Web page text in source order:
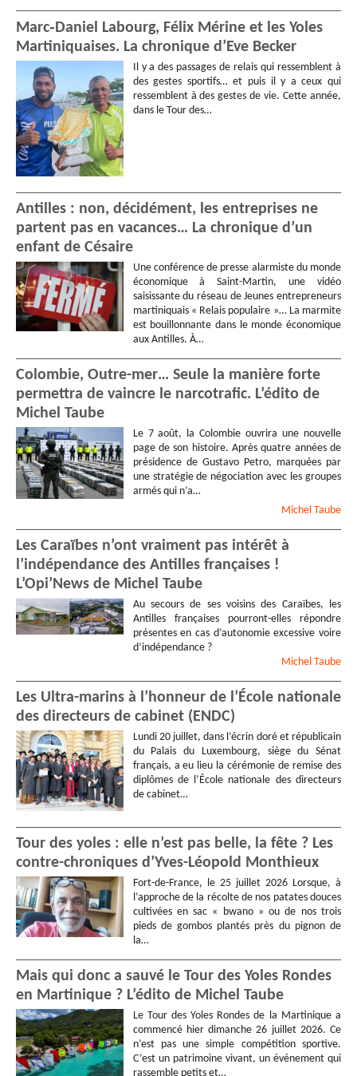
Marc‑Daniel Labourg, Félix Mérine et les Yoles
Martiniquaises. La chronique d’Eve Becker
Il y a des passages de relais qui ressemblent à
des gestes sportifs… et puis il y a ceux qui
ressemblent à des gestes de vie. Cette année,
dans le Tour des…
Antilles : non, décidément, les entreprises ne
partent pas en vacances… La chronique d’un
enfant de Césaire
Une conférence de presse alarmiste du monde
économique à Saint-Martin, une vidéo
saisissante du réseau de Jeunes entrepreneurs
martiniquais « Relais populaire »… La marmite
est bouillonnante dans le monde économique
aux Antilles. À…
Colombie, Outre-mer… Seule la manière forte
permettra de vaincre le narcotrafic. L’édito de
Michel Taube
Le 7 août, la Colombie ouvrira une nouvelle
page de son histoire. Après quatre années de
présidence de Gustavo Petro, marquées par
une stratégie de négociation avec les groupes
armés qui n’a…
Michel Taube
Les Caraïbes n’ont vraiment pas intérêt à
l’indépendance des Antilles françaises !
L’Opi’News de Michel Taube
Au secours de ses voisins des Caraïbes, les
Antilles françaises pourront-elles répondre
présentes en cas d’autonomie excessive voire
d’indépendance ?
Michel Taube
Les Ultra-marins à l’honneur de l’École nationale
des directeurs de cabinet (ENDC)
Lundi 20 juillet, dans l’écrin doré et républicain
du Palais du Luxembourg, siège du Sénat
français, a eu lieu la cérémonie de remise des
diplômes de l’École nationale des directeurs
de cabinet…
Tour des yoles : elle n’est pas belle, la fête ? Les
contre-chroniques d’Yves-Léopold Monthieux
Fort-de-France, le 25 juillet 2026 Lorsque, à
l’approche de la récolte de nos patates douces
cultivées en sac « bwano » ou de nos trois
pieds de gombos plantés près du pignon de
la…
Mais qui donc a sauvé le Tour des Yoles Rondes
en Martinique ? L’édito de Michel Taube
Le Tour des Yoles Rondes de la Martinique a
commencé hier dimanche 26 juillet 2026. Ce
n’est pas une simple compétition sportive.
C’est un patrimoine vivant, un événement qui
rassemble petits et…